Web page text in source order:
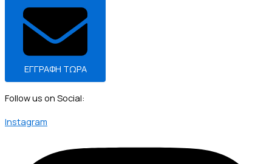
ΕΓΓΡΑΦΗ ΤΩΡΑ
Follow us on Social:
Instagram